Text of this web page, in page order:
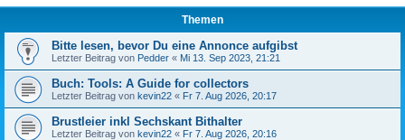
Themen
Bitte lesen, bevor Du eine Annonce aufgibst
Letzter Beitrag von Pedder « Mi 13. Sep 2023, 21:21
Buch: Tools: A Guide for collectors
Letzter Beitrag von kevin22 « Fr 7. Aug 2026, 20:17
Brustleier inkl Sechskant Bithalter
Letzter Beitrag von kevin22 « Fr 7. Aug 2026, 20:16